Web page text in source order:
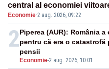
central al economiei
Economie·2 aug. 2026, 09:22
2
Economie-2 aug. 2026, 10:01
Piperea (AUR): România
pentru că era o
pensii